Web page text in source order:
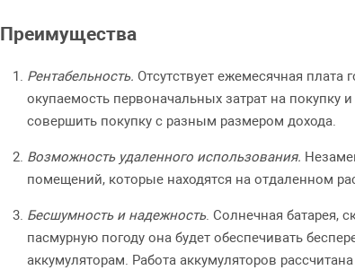
Преимущества
Рентабельность. Отсутствует ежемесячная плата
окупаемость первоначальных затрат на покупку
совершить покупку с разным размером дохода.
Возможность удаленного использования.
помещений, которые находятся на отдаленном
Бесшумность и надежность. Солнечная батарея,
пасмурную погоду она будет обеспечивать
аккумуляторам. Работа аккумуляторов